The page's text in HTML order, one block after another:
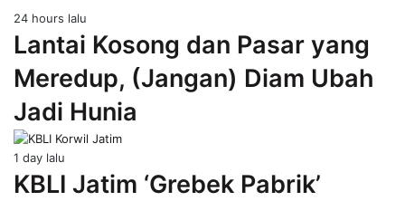
24 hours lalu
Lantai Kosong dan Pasar yang
Meredup, (Jangan) Diam Ubah
Jadi Hunia
1 day lalu
KBLI Jatim ‘Grebek Pabrik’